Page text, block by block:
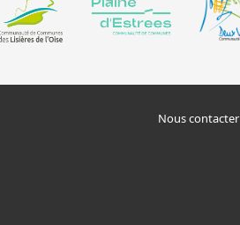
Nous contacter